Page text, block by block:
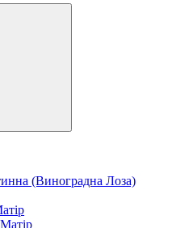
(Виноградна Лоза)